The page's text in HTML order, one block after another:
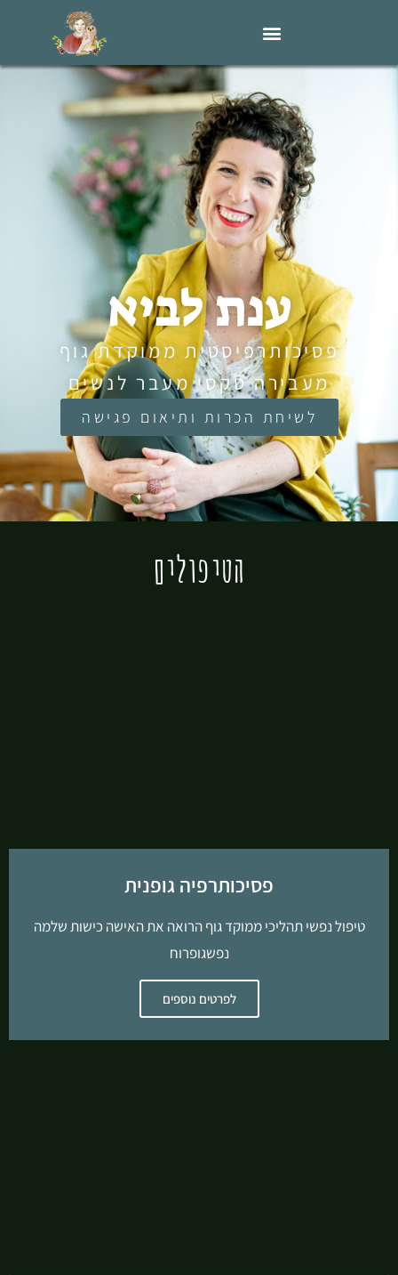
ענת לביא
פסיכותרפיסטית ממוקדת גוף
מעבירה טקסי מעבר לנשים
לשיחת הכרות ותיאום פגישה
הטיפולים
פסיכותרפיה גופנית
טיפול נפשי תהליכי ממוקד גוף הרואה את האישה כישות שלמה
נפשגופרוח
לפרטים נוספים